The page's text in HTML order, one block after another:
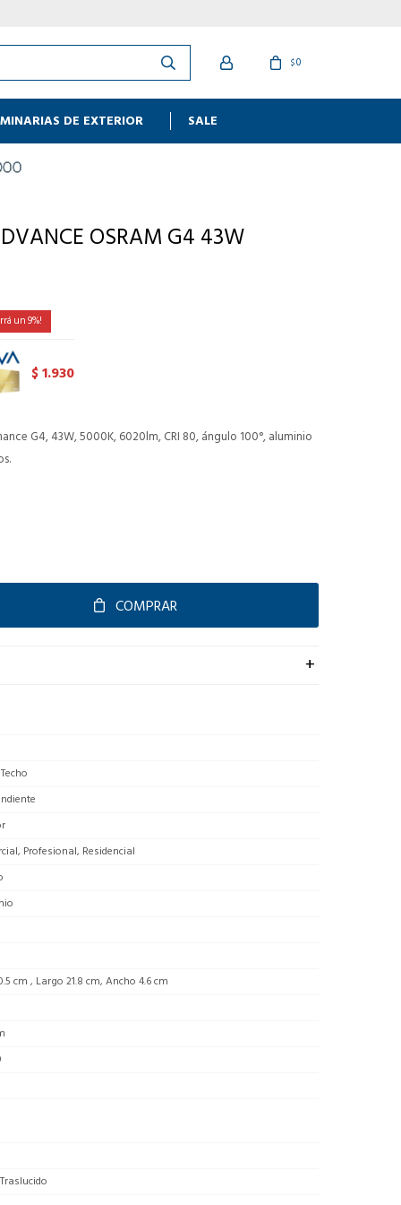
DE EXTERIOR SALE
$0
OSRAM G4 43W
9
$1.930
G4, 43W, 5000K, 6020lm, CRI 80, ángulo 100°, aluminio
COMPRAR
Profesional, Residencial
cm , Largo 21.8 cm, Ancho 4.6 cm